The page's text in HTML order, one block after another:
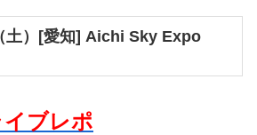
土）[愛知] Aichi Sky Expo
ブレポ